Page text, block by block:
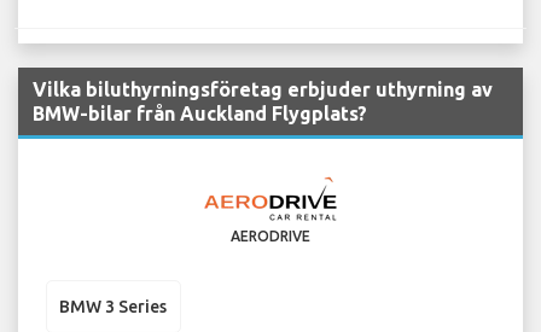
Vilka biluthyrningsföretag erbjuder uthyrning av
BMW-bilar från Auckland Flygplats?
AERODRIVE
BMW 3 Series